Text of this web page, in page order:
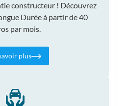
constructeur ! Découvrez
Durée à partir de 40
par mois.
plus